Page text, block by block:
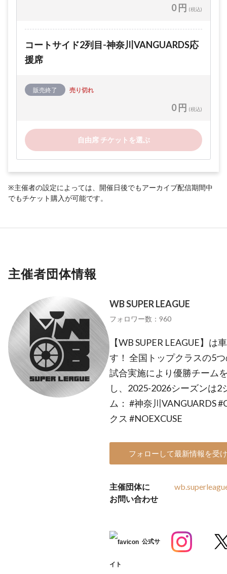
0 円 (税込)
コートサイド2列目-神奈川VANGUARDS応
援席
販売終了 売り切れ
0 円 (税込)
自由席 チケットを選ぶ
※主催者の設定によっては、開催日後でもアーカイブ配信期間中
でもチケット購入が可能です。
主催者団体情報
WB SUPER LEAGUE
フォロワー数：960
【WB SUPER LEAGUE】
す！ 全国トップクラスの5
試合実施により優勝チーム
し、2025-2026シーズンは
ム： #神奈川VANGUARDS
クス #NOEXCUSE
フォローして最新情報を受
主催団体に
お問い合わせ
公式サ
イト